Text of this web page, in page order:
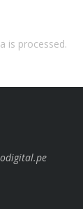
is processed.